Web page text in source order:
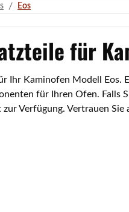
/ Eos
für
Ihr Kaminofen Modell Eos.
für Ihren Ofen. Falls
zur Verfügung. Vertrauen Sie